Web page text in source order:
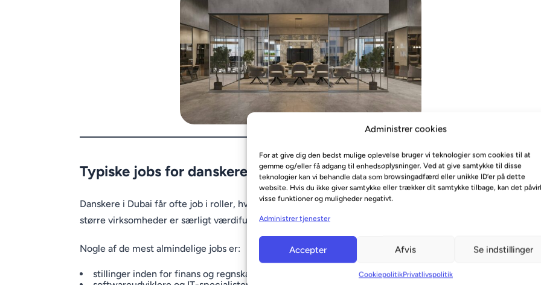
Administrer cookies
For at give dig den bedst mulige oplevelse bruger vi teknologier som cookies til at
gemme og/eller få adgang til enhedsoplysninger. Ved at give samtykke til disse
teknologier kan vi behandle data som browsingadfærd eller unikke ID’er på dette
website. Hvis du ikke giver samtykke eller trækker dit samtykke tilbage, kan det
visse funktioner og muligheder negativt.
Administrer tjenester
Accepter Afvis Se indstillinger
CookiepolitikPrivatlivspolitik
Typiske jobs for danskere i Dubai
Danskere i Dubai får ofte job i roller, hvor teknisk ekspertise, forretningserfaring eller erfaring fra
større virksomheder er særligt værdifuldt.
Nogle af de mest almindelige jobs er:
stillinger inden for finans og regnskab